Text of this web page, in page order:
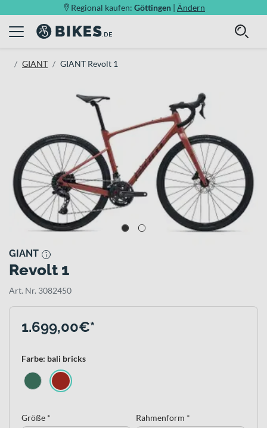
Regional kaufen: Göttingen | Ändern
GIANT GIANT Revolt 1
GIANT
Revolt 1
Art. Nr. 3082450
1.699,00€*
Farbe: bali bricks
Größe * Rahmenform *